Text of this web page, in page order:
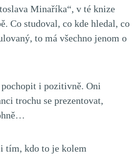
Minaříka“, v té knize
Co studoval, co kde hledal, co
to má všechno jenom o
i pozitivně. Oni
trochu se prezentovat,
tím, kdo to je kolem